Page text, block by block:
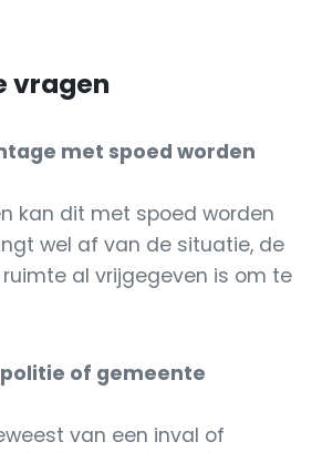
vragen
met spoed worden
kan dit met spoed worden
wel af van de situatie, de
al vrijgegeven is om te
of gemeente
van een inval of